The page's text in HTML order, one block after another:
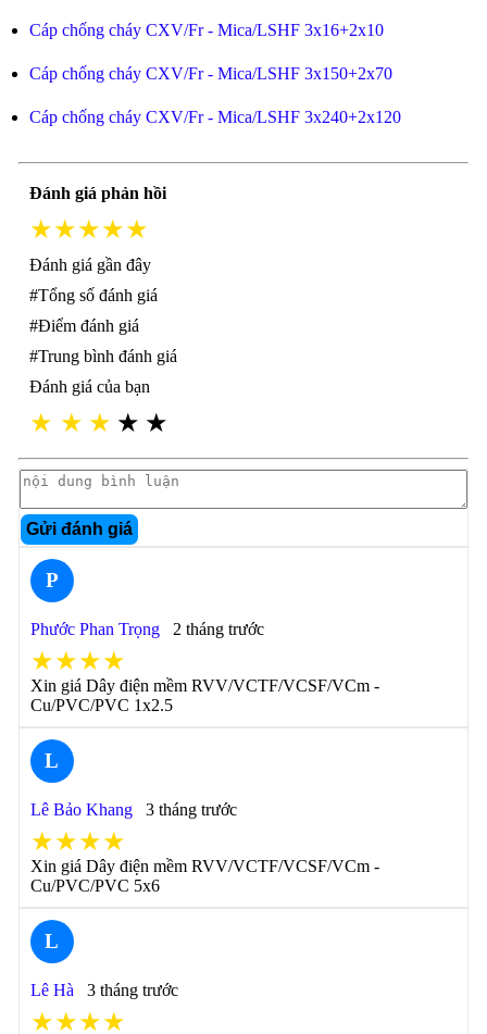
Cáp chống cháy CXV/Fr - Mica/LSHF 3x16+2x10
Cáp chống cháy CXV/Fr - Mica/LSHF 3x150+2x70
Cáp chống cháy CXV/Fr - Mica/LSHF 3x240+2x120
Đánh giá phản hồi
★★★★★
Đánh giá gần đây
#Tổng số đánh giá
#Điểm đánh giá
#Trung bình đánh giá
Đánh giá của bạn
★ ★ ★ ★ ★
Gửi đánh giá
P
Phước Phan Trọng 2 tháng trước
★★★★
Xin giá Dây điện mềm RVV/VCTF/VCSF/VCm -
Cu/PVC/PVC 1x2.5
L
Lê Bảo Khang 3 tháng trước
★★★★
Xin giá Dây điện mềm RVV/VCTF/VCSF/VCm -
Cu/PVC/PVC 5x6
L
Lê Hà 3 tháng trước
★★★★